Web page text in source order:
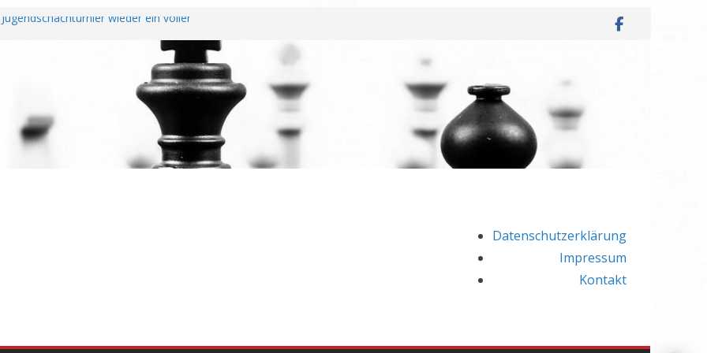
wieder ein voller
unterzeichnen Fairplay
erfolgreichem Rheinland-Pfalz Open –
perfekt
Datenschutzerklärung
Impressum
Kontakt